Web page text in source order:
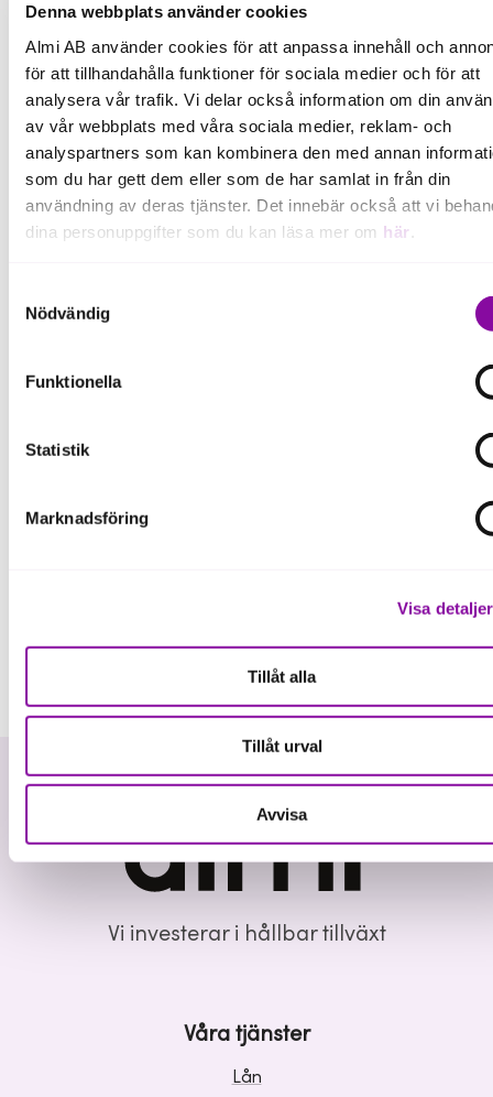
Denna webbplats använder cookies
Almi AB använder cookies för att anpassa innehåll och
för att tillhandahålla funktioner för sociala medier och för att
analysera vår trafik. Vi delar också information om din
av vår webbplats med våra sociala medier, reklam- och
analyspartners som kan kombinera den med annan
som du har gett dem eller som de har samlat in från din
användning av deras tjänster. Det innebär också att vi
dina personuppgifter som du kan läsa mer om här
delning av information enligt ovan, inte att ske, förutom för
som är nödvändiga för att hemsidan ska fungera se mer
Nödvändig
Funktionella
Statistik
Marknadsföring
Visa detaljer
Tillåt alla
Tillåt urval
Avvisa
[VIDEO]
Kan du inte se videon?
"Marknadsföring".
Vi investerar i hållbar tillväxt
Våra tjänster
Lån